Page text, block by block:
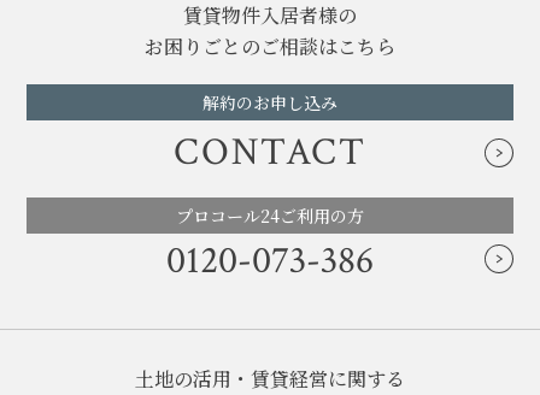
賃貸物件入居者様の
お困りごとのご相談はこちら
解約のお申し込み
CONTACT
プロコール24ご利用の方
0120-073-386
土地の活用・賃貸経営に関する